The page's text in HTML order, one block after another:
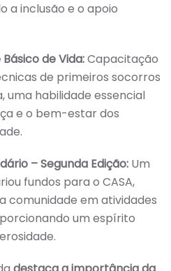
a inclusão e o apoio
de Vida:Capacitação
de primeiros socorros
uma habilidade essencial
e o bem-estar dos
– Segunda Edição: Um
fundos para o CASA,
comunidade em atividades
um espírito